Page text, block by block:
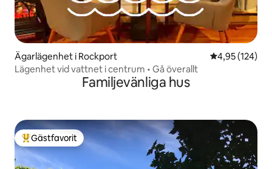
Ägarlägenhet i Rockport 4,95 av 5 i
4,95 (124)
Lägenhet vid vattnet i centrum • Gå överallt
Familjevänliga hus
Populär gästfavorit
Gästfavorit